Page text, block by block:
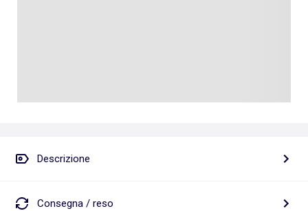
Descrizione
Consegna / reso